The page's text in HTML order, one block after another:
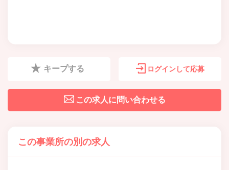
キープする ログインして応募
この求人に問い合わせる
この事業所の別の求人